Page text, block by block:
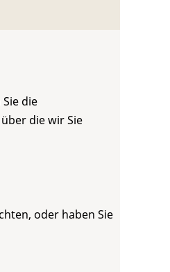
die
die wir Sie
oder haben Sie